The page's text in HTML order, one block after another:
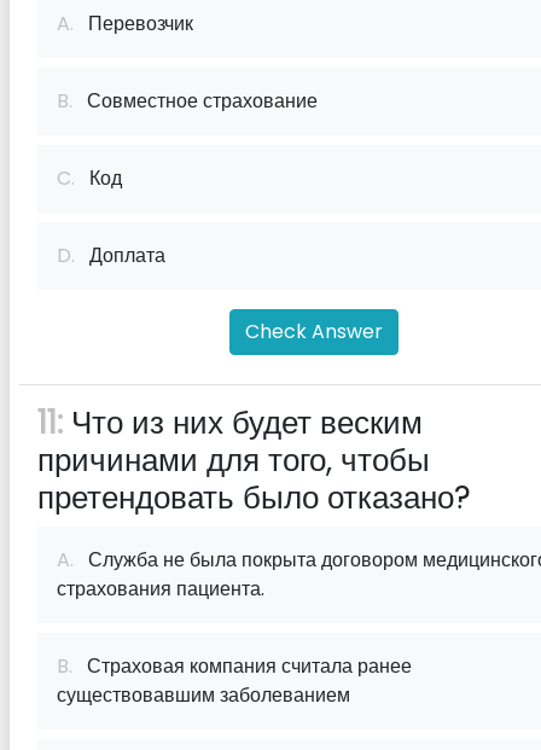
A. Перевозчик
B. Совместное страхование
C. Код
D. Доплата
Check Answer
11: Что из них будет веским
причинами для того, чтобы
претендовать было отказано?
A. Служба не была покрыта договором
страхования пациента.
B. Страховая компания считала ранее
существовавшим заболеванием